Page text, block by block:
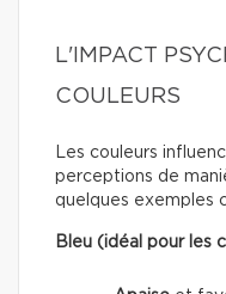
L'IMPACT
COULEURS
Les couleurs
perceptions de
quelques exemples
Bleu (idéal pour les